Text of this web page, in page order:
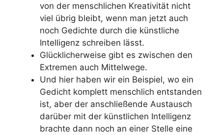
von der menschlichen Kreativität nicht
viel übrig bleibt, wenn man jetzt auch
noch Gedichte durch die künstliche
Intelligenz schreiben lässt.
Glücklicherweise gibt es zwischen den
Extremen auch Mittelwege.
Und hier haben wir ein Beispiel, wo ein
Gedicht komplett menschlich entstanden
ist, aber der anschließende Austausch
darüber mit der künstlichen Intelligenz
brachte dann noch an einer Stelle eine